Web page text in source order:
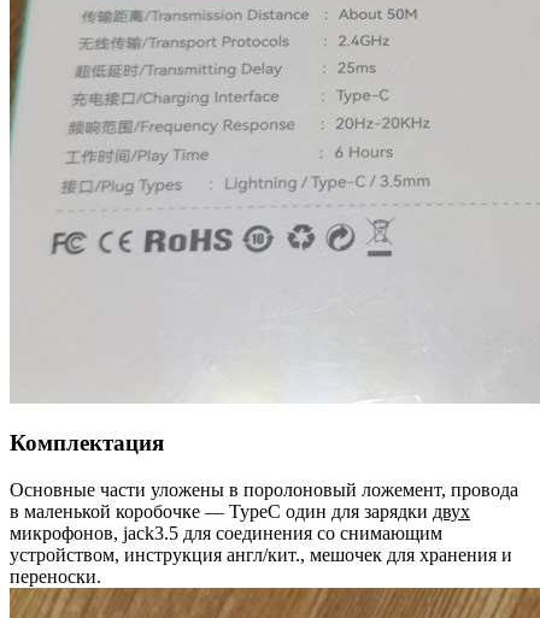
Комплектация
Основные части уложены в поролоновый ложемент, провода
в маленькой коробочке — TypeC один для зарядки двух
микрофонов, jack3.5 для соединения со снимающим
устройством, инструкция англ/кит., мешочек для хранения и
переноски.